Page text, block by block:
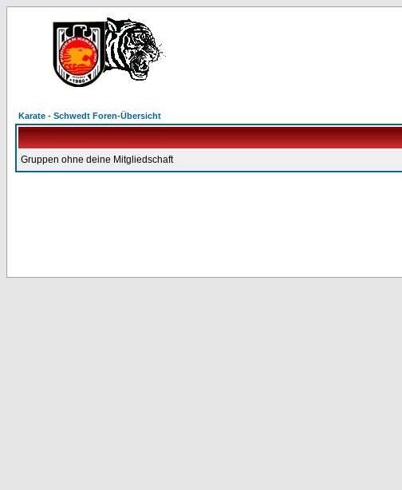
Karate - Schwedt Foren-Übersicht
Gruppen ohne deine Mitgliedschaft